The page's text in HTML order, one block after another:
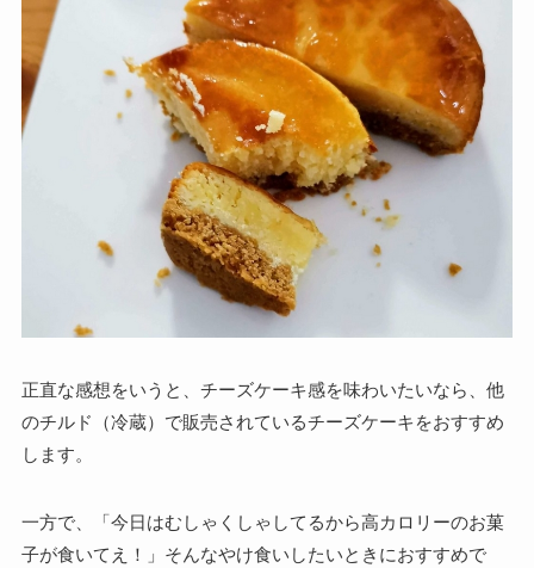
正直な感想をいうと、チーズケーキ感を味わいたいなら、他
のチルド（冷蔵）で販売されているチーズケーキをおすすめ
します。
一方で、
「今日はむしゃくしゃしてるから高カロリーのお菓
子が食いてえ！」 そんなやけ食いしたいときにおすすめで